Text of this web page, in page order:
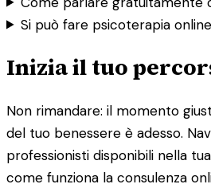
Si può fare psicoterapia
Inizia il tuo
Non rimandare: il momento
del tuo benessere è adesso.
professionisti disponibili nella
come funziona la consulenza